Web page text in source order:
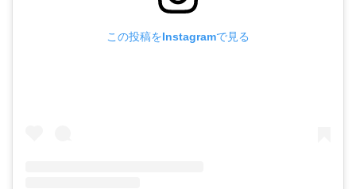
この投稿をInstagramで見る